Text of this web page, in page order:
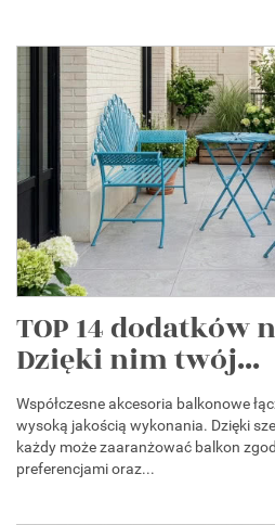
TOP 14 dodatków
Dzięki nim twój...
Współczesne akcesoria balkonowe
wysoką jakością wykonania. Dzięki
każdy może zaaranżować balkon
preferencjami oraz...